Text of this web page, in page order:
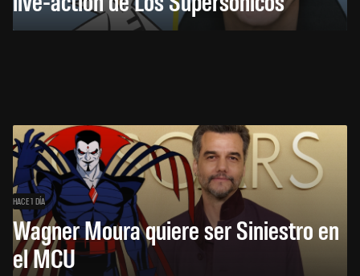
HACE 1 DÍA
Wagner Moura quiere ser Siniestro en
el MCU